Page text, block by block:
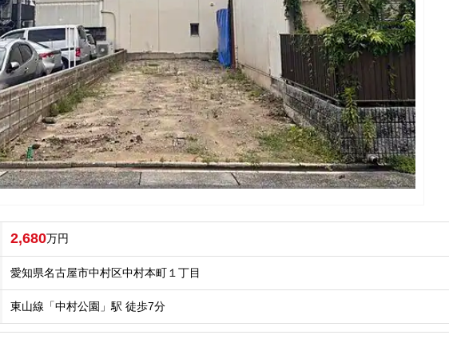
2,680万円
愛知県名古屋市中村区中村本町１丁目
東山線「中村公園」駅 徒歩7分